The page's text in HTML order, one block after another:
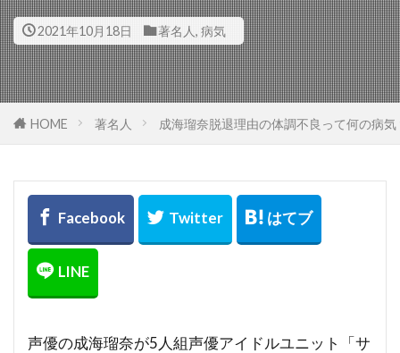
2021年10月18日 著名人, 病気
HOME 著名人 成海瑠奈脱退理由の体調不良って何の病
声優の成海瑠奈が5人組声優アイドルユニット「サ